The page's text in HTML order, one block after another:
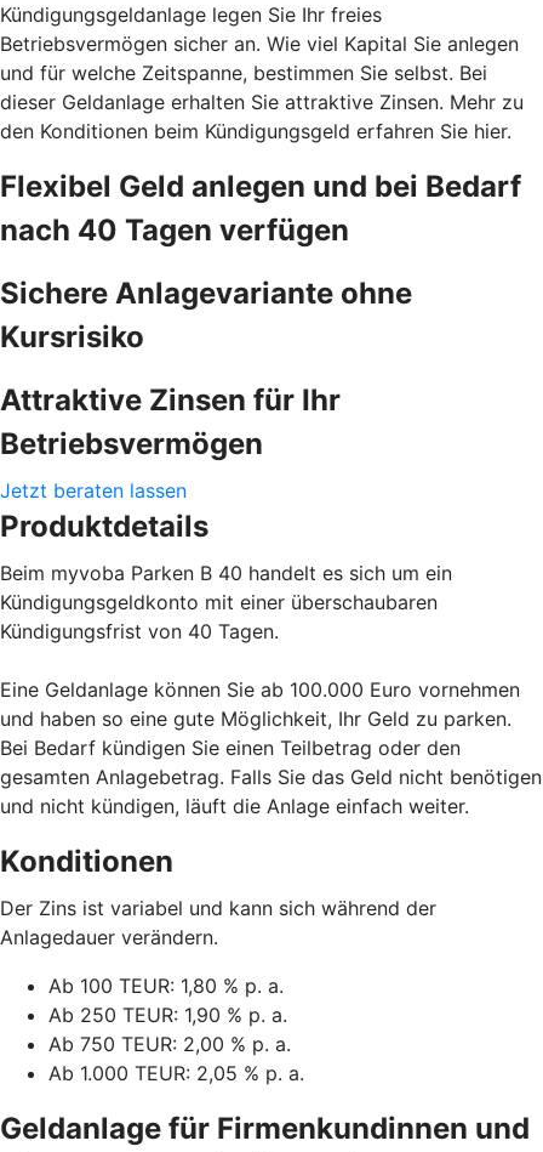
Kündigungsgeldanlage legen Sie Ihr freies
Betriebsvermögen sicher an. Wie viel Kapital Sie anlegen
und für welche Zeitspanne, bestimmen Sie selbst. Bei
dieser Geldanlage erhalten Sie attraktive Zinsen. Mehr zu
den Konditionen beim Kündigungsgeld erfahren Sie hier.
Flexibel Geld anlegen und bei Bedarf
nach 40 Tagen verfügen
Sichere Anlagevariante ohne
Kursrisiko
Attraktive Zinsen für Ihr
Betriebsvermögen
Jetzt beraten lassen
Produktdetails
Beim myvoba Parken B 40 handelt es sich um ein
Kündigungsgeldkonto mit einer überschaubaren
Kündigungsfrist von 40 Tagen.
Eine Geldanlage können Sie ab 100.000 Euro vornehmen
und haben so eine gute Möglichkeit, Ihr Geld zu parken.
Bei Bedarf kündigen Sie einen Teilbetrag oder den
gesamten Anlagebetrag. Falls Sie das Geld nicht benötigen
und nicht kündigen, läuft die Anlage einfach weiter.
Konditionen
Der Zins ist variabel und kann sich während der
Anlagedauer verändern.
Ab 100 TEUR: 1,80 % p. a.
Ab 250 TEUR: 1,90 % p. a.
Ab 750 TEUR: 2,00 % p. a.
Ab 1.000 TEUR: 2,05 % p. a.
Geldanlage für Firmenkundinnen und